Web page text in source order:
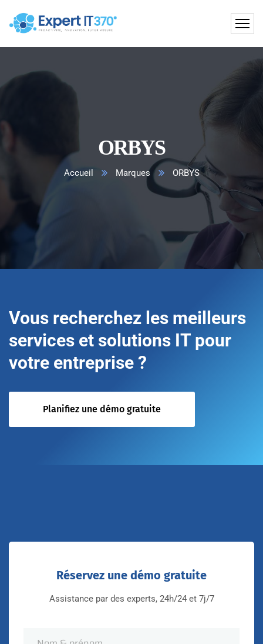
ORBYS
Accueil Marques ORBYS
Vous recherchez les meilleurs
services et solutions IT pour
votre entreprise ?
Planifiez une démo gratuite
Réservez une démo gratuite
Assistance par des experts, 24h/24 et 7j/7